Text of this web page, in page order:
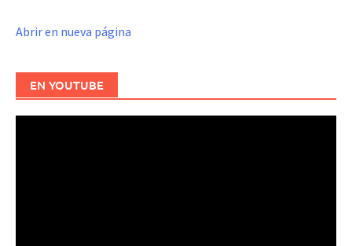
Abrir en nueva página
EN YOUTUBE